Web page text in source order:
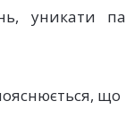
уникати